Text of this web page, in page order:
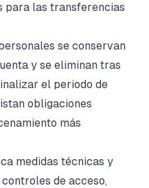
para las transferencias
se conservan
y se eliminan tras
el periodo de
obligaciones
más
medidas técnicas y
de acceso,